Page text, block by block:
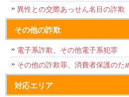
異性との交際あっせん名目の詐欺
その他の詐欺
電子系詐欺、その他電子系犯罪
その他の詐欺罪、消費者保護のた
対応エリア